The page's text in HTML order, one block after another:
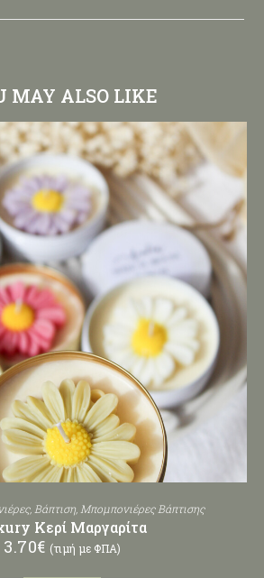
MAY ALSO LIKE
,Βάπτιση,Μπομπονιέρες Βάπτισης
Κερί Μαργαρίτα
3.70€ (τιμή με ΦΠΑ)